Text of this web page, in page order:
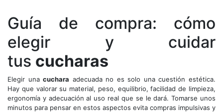
Guía de compra: cómo
elegir y cuidar
tus cucharas
Elegir unacuchara adecuada no es solo una cuestión estética.
Hay que valorar su material, peso, equilibrio, facilidad de limpieza,
ergonomía y adecuación al uso real que se le dará. Tomarse unos
minutos para pensar en estos aspectos evita compras impulsivas y